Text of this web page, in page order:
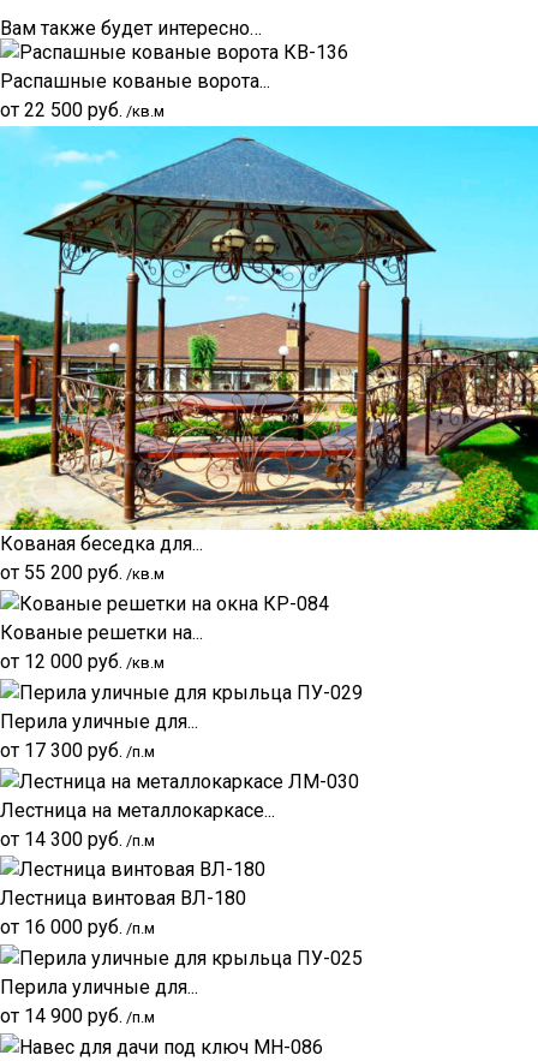
Вам также будет интересно…
Распашные кованые ворота...
от 22 500 руб. /кв.м
Кованая беседка для...
от 55 200 руб. /кв.м
Кованые решетки на...
от 12 000 руб. /кв.м
Перила уличные для...
от 17 300 руб. /п.м
Лестница на металлокаркасе...
от 14 300 руб. /п.м
Лестница винтовая ВЛ-180
от 16 000 руб. /п.м
Перила уличные для...
от 14 900 руб. /п.м